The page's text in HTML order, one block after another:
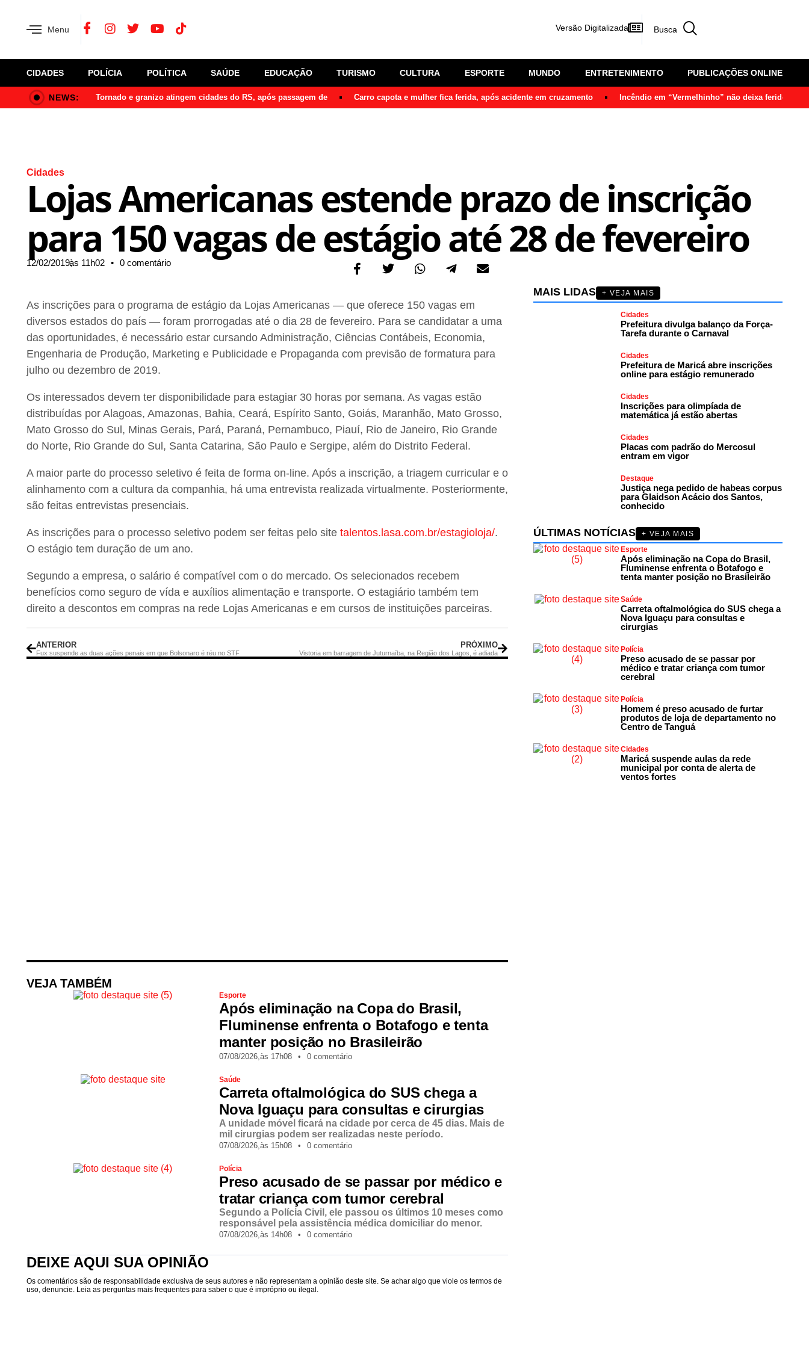
Menu Versão Digitalizada
CIDADES POLÍCIA POLÍTICA SAÚDE EDUCAÇÃO TURISMO CULTURA ESPORTE MUNDO ENTRETENIMENTO PUBLICAÇÕES ONLINE
NEWS: Tornado e granizo atingem cidades do RS, após passagem de Carro capota e mulher fica ferida, após acidente em cruzamento Incêndio em “Vermelhinho” não deixa feridos em
Cidades
Lojas Americanas estende prazo de inscrição
para 150 vagas de estágio até 28 de fevereiro
12/02/2019,às 11h02 • 0 comentário
As inscrições para o programa de estágio da Lojas Americanas — que oferece 150 vagas em
diversos estados do país — foram prorrogadas até o dia 28 de fevereiro. Para se candidatar a uma
das oportunidades, é necessário estar cursando Administração, Ciências Contábeis, Economia,
Engenharia de Produção, Marketing e Publicidade e Propaganda com previsão de formatura para
julho ou dezembro de 2019.
Os interessados devem ter disponibilidade para estagiar 30 horas por semana. As vagas estão
distribuídas por Alagoas, Amazonas, Bahia, Ceará, Espírito Santo, Goiás, Maranhão, Mato Grosso,
Mato Grosso do Sul, Minas Gerais, Pará, Paraná, Pernambuco, Piauí, Rio de Janeiro, Rio Grande
do Norte, Rio Grande do Sul, Santa Catarina, São Paulo e Sergipe, além do Distrito Federal.
A maior parte do processo seletivo é feita de forma on-line. Após a inscrição, a triagem curricular e o
alinhamento com a cultura da companhia, há uma entrevista realizada virtualmente. Posteriormente,
são feitas entrevistas presenciais.
As inscrições para o processo seletivo podem ser feitas pelo site talentos.lasa.com.br/estagioloja/.
O estágio tem duração de um ano.
Segundo a empresa, o salário é compatível com o do mercado. Os selecionados recebem
benefícios como seguro de vída e auxílios alimentação e transporte. O estagiário também tem
direito a descontos em compras na rede Lojas Americanas e em cursos de instituições parceiras.
ANTERIOR
Fux suspende as duas ações penais em que Bolsonaro é réu no STF
PRÓXIMO
Vistoria em barragem de Juturnaíba, na Região dos Lagos, é adiada
VEJA TAMBÉM
Esporte
Após eliminação na Copa do Brasil,
Fluminense enfrenta o Botafogo e tenta
manter posição no Brasileirão
07/08/2026,às 17h08 • 0 comentário
Saúde
Carreta oftalmológica do SUS chega a
Nova Iguaçu para consultas e cirurgias
A unidade móvel ficará na cidade por cerca de 45 dias. Mais de
mil cirurgias podem ser realizadas neste período.
07/08/2026,às 15h08 • 0 comentário
Polícia
Preso acusado de se passar por médico e
tratar criança com tumor cerebral
Segundo a Polícia Civil, ele passou os últimos 10 meses como
responsável pela assistência médica domiciliar do menor.
07/08/2026,às 14h08 • 0 comentário
DEIXE AQUI SUA OPINIÃO
Os comentários são de responsabilidade exclusiva de seus autores e não representam a opinião deste site. Se achar algo que viole os termos de
uso, denuncie. Leia as perguntas mais frequentes para saber o que é impróprio ou ilegal.
MAIS LIDAS + VEJA MAIS
Cidades
Prefeitura divulga balanço da Força-
Tarefa durante o Carnaval
Cidades
Prefeitura de Maricá abre inscrições
online para estágio remunerado
Cidades
Inscrições para olimpíada de
matemática já estão abertas
Cidades
Placas com padrão do Mercosul
entram em vigor
Destaque
Justiça nega pedido de habeas corpus
para Glaidson Acácio dos Santos,
conhecido
ÚLTIMAS NOTÍCIAS
+ VEJA MAIS
Esporte
Após eliminação na Copa do Brasil,
Fluminense enfrenta o Botafogo e
tenta manter posição no Brasileirão
Saúde
Carreta oftalmológica do SUS chega a
Nova Iguaçu para consultas e
cirurgias
Polícia
Preso acusado de se passar por
médico e tratar criança com tumor
cerebral
Polícia
Homem é preso acusado de furtar
produtos de loja de departamento no
Centro de Tanguá
Cidades
Maricá suspende aulas da rede
municipal por conta de alerta de
ventos fortes